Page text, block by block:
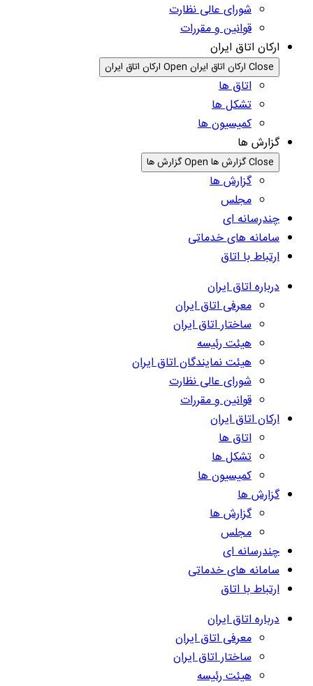
شورای عالی نظارت
قوانین و مقررات
ارکان اتاق ایران
Close ارکان اتاق ایران Open ارکان اتاق ایران
اتاق ها
تشکل ها
کمیسیون ها
گزارش ها
Close گزارش ها Open گزارش ها
گزارش ها
مجلس
چندرسانه ای
سامانه های خدماتی
ارتباط با اتاق
درباره اتاق ایران
معرفی اتاق ایران
ساختار اتاق ایران
هیئت رئیسه
هیئت نمایندگان اتاق ایران
شورای عالی نظارت
قوانین و مقررات
ارکان اتاق ایران
اتاق ها
تشکل ها
کمیسیون ها
گزارش ها
گزارش ها
مجلس
چندرسانه ای
سامانه های خدماتی
ارتباط با اتاق
درباره اتاق ایران
معرفی اتاق ایران
ساختار اتاق ایران
هیئت رئیسه